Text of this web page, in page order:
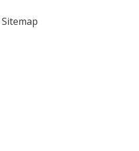
Sitemap